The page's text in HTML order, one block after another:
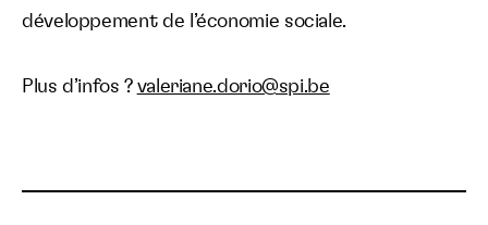
développement de l’économie sociale.
Plus d’infos ? valeriane.dorio@spi.be